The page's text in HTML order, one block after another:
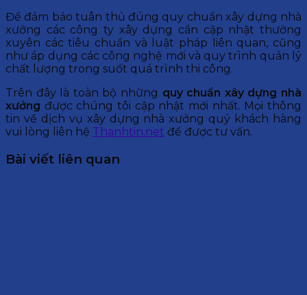
Để đảm bảo tuân thủ đúng quy chuẩn xây dựng nhà
xưởng các công ty xây dựng cần cập nhật thường
xuyên các tiêu chuẩn và luật pháp liên quan, cũng
như áp dụng các công nghệ mới và quy trình quản lý
chất lượng trong suốt quá trình thi công.
Trên đây là toàn bộ những quy chuẩn xây dựng nhà
xưởng được chúng tôi cập nhật mới nhất. Mọi thông
tin về dịch vụ xây dựng nhà xưởng quý khách hàng
vui lòng liên hệ Thanhtin.net để được tư vấn.
Bài viết liên quan